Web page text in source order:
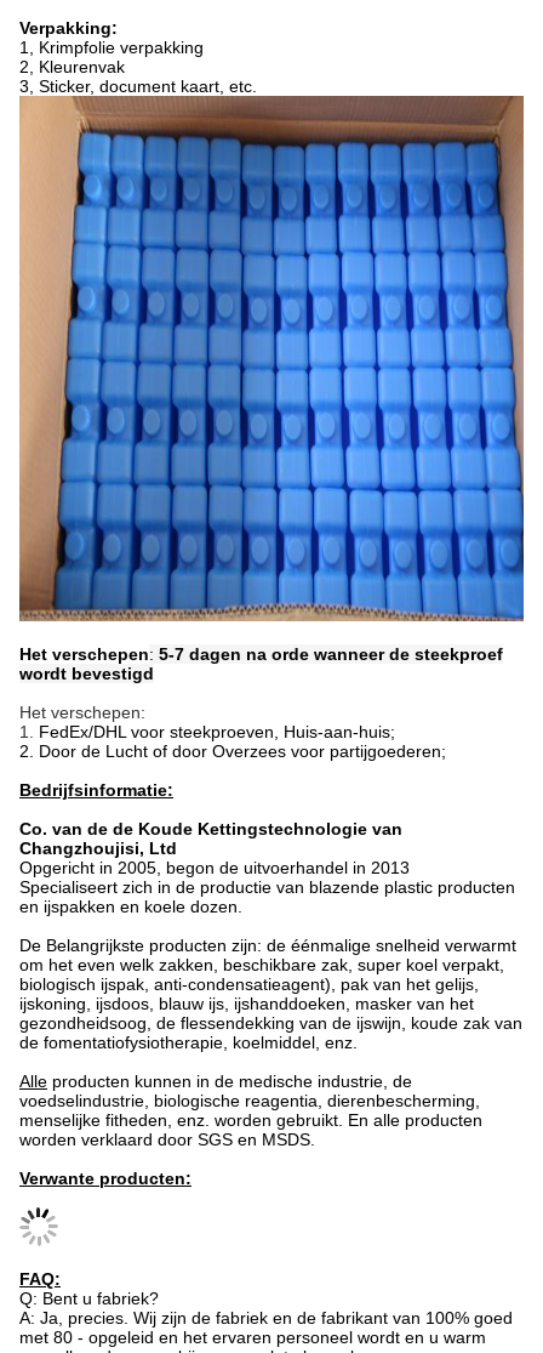
Verpakking:
1, Krimpfolie verpakking
2, Kleurenvak
3, Sticker, document kaart, etc.
Het verschepen: 5-7 dagen na orde wanneer de steekproef
wordt bevestigd
Het verschepen:
1. FedEx/DHL voor steekproeven, Huis-aan-huis;
2. Door de Lucht of door Overzees voor partijgoederen;
Bedrijfsinformatie:
Co. van de de Koude Kettingstechnologie van
Changzhoujisi, Ltd
Opgericht in 2005, begon de uitvoerhandel in 2013
Specialiseert zich in de productie van blazende plastic producten
en ijspakken en koele dozen.
De Belangrijkste producten zijn: de éénmalige snelheid verwarmt
om het even welk zakken, beschikbare zak, super koel verpakt,
biologisch ijspak, anti-condensatieagent), pak van het gelijs,
ijskoning, ijsdoos, blauw ijs, ijshanddoeken, masker van het
gezondheidsoog, de flessendekking van de ijswijn, koude zak van
de fomentatiofysiotherapie, koelmiddel, enz.
Alle producten kunnen in de medische industrie, de
voedselindustrie, biologische reagentia, dierenbescherming,
menselijke fitheden, enz. worden gebruikt. En alle producten
worden verklaard door SGS en MSDS.
Verwante producten:
FAQ:
Q: Bent u fabriek?
A: Ja, precies. Wij zijn de fabriek en de fabrikant van 100% goed
met 80 - opgeleid en het ervaren personeel wordt en u warm